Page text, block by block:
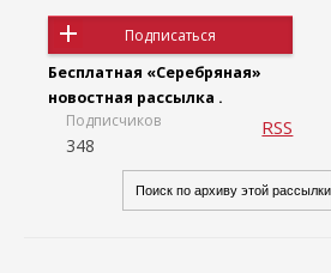
Подписаться
Бесплатная «Серебряная»
новостная рассылка .
Подписчиков
348
RSS